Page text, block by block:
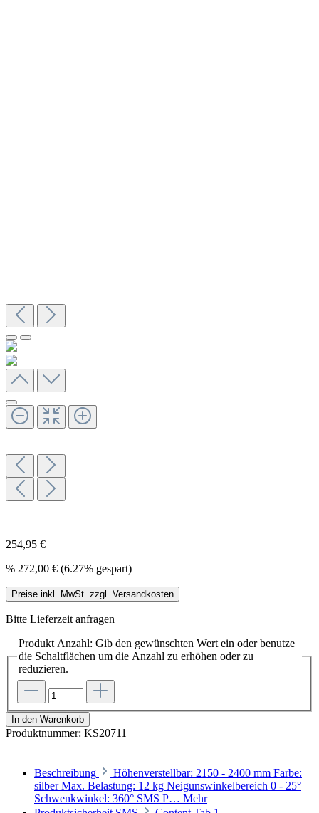
254,95 €
% 272,00 € (6.27% gespart)
Preise inkl. MwSt. zzgl. Versandkosten
Bitte Lieferzeit anfragen
Produkt Anzahl: Gib den gewünschten Wert ein oder benutze
die Schaltflächen um die Anzahl zu erhöhen oder zu
reduzieren.
In den Warenkorb
Produktnummer: KS20711
Beschreibung
Höhenverstellbar: 2150 - 2400 mm Farbe:
silber Max. Belastung: 12 kg Neigunswinkelbereich 0 - 25°
Schwenkwinkel: 360° SMS P… Mehr